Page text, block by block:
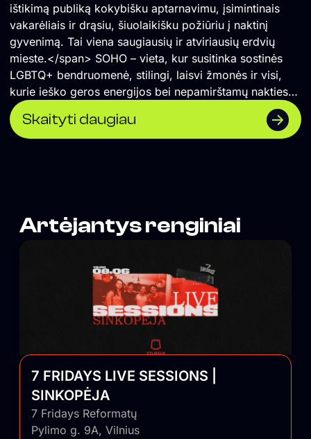
ištikimą publiką kokybišku aptarnavimu, įsimintinais
vakarėliais ir drąsiu, šiuolaikišku požiūriu į naktinį
gyvenimą. Tai viena saugiausių ir atviriausių erdvių
mieste.</span> SOHO – vieta, kur susitinka sostinės
LGBTQ+ bendruomenė, stilingi, laisvi žmonės ir visi,
kurie ieško geros energijos bei nepamirštamų nakties
akimirkų.
Skaityti daugiau
Artėjantys renginiai
7 FRIDAYS LIVE SESSIONS |
SINKOPĖJA
7 Fridays Reformatų
Pylimo g. 9A, Vilnius